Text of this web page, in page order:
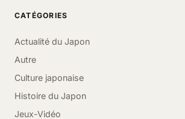
CATÉGORIES
Actualité du Japon
Autre
Culture japonaise
Histoire du Japon
Jeux-Vidéo